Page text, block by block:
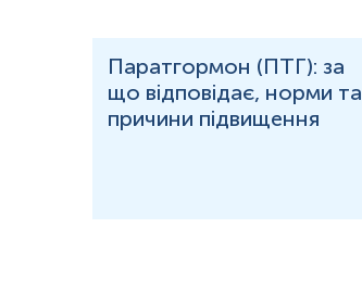
Паратгормон (ПТГ): за
що відповідає, норми та
причини підвищення